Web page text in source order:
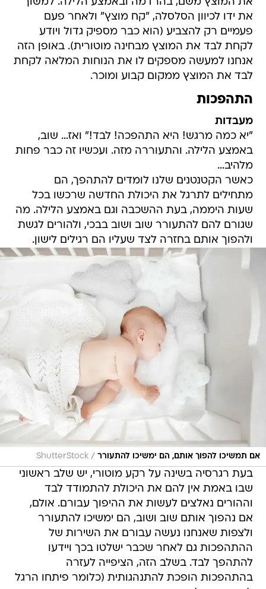
את ידו לכיוון הסלסלה, "קח מוצץ" ולאחר פעם
פעמיים רק להצביע (הוא כבר מספיק גדול ויודע
לקחת לבד את המוצץ מבחינה מוטורית). באופן הזה
אנחנו למעשה מספקים לו את הנוחות המלאה לקחת
לבד את המוצץ ממקום קבוע ומוכר.
התהפכות
מעבדות
"יא כמה מרגש! היא התהפכה! לבד!" ואז... שוב,
באמצע הלילה. והתעוררה מזה. ועכשיו זה כבר פחות
מלהיב...
כאשר הקטנטנים שלנו לומדים להתהפך, הם
מתחילים לתרגל את היכולת החדשה שרכשו בכל
שעות היממה, בעת ההשכבה וגם באמצע הלילה. מה
שגורם להם להתעורר שוב ושוב בבכי, ולהורים לגשת
ולהפוך אותם בחזרה לצד שעליו הם רגילים לישון.
אם תמשיכו להפוך אותם, הם ימשיכו להתעורר /
ShutterStock
בעת רגרסיה בשינה על רקע מוטורי, יש שלב ראשוני
שבו באמת אין להם את היכולת להתמודד לבד
וההורים נאלצים לעשות את ההיפוך עבורם. אולם,
אם נהפוך אותם שוב ושוב, הם ימשיכו להתעורר
ולצפות שאנחנו נעשה עבורם את השירות של
ההתהפכות גם לאחר שכבר ישלטו בכך ויידעו
להתהפך לבד. בשלב הזה, הציפייה לעזרה
בהתהפכות הופכת להתנהגותית (כלומר פיתחו הרגל